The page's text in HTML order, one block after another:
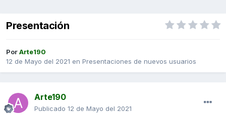
Presentación
PorArte190
12 de Mayo del 2021 en Presentaciones de nuevos usuarios
Arte190
Publicado 12 de Mayo del 2021